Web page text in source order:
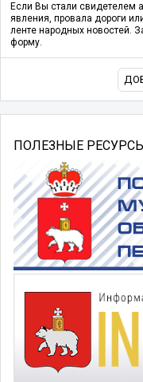
Если Вы стали свидетелем
явления, провала дороги
ленте народных новостей.
форму.
ПОЛЕЗНЫЕ